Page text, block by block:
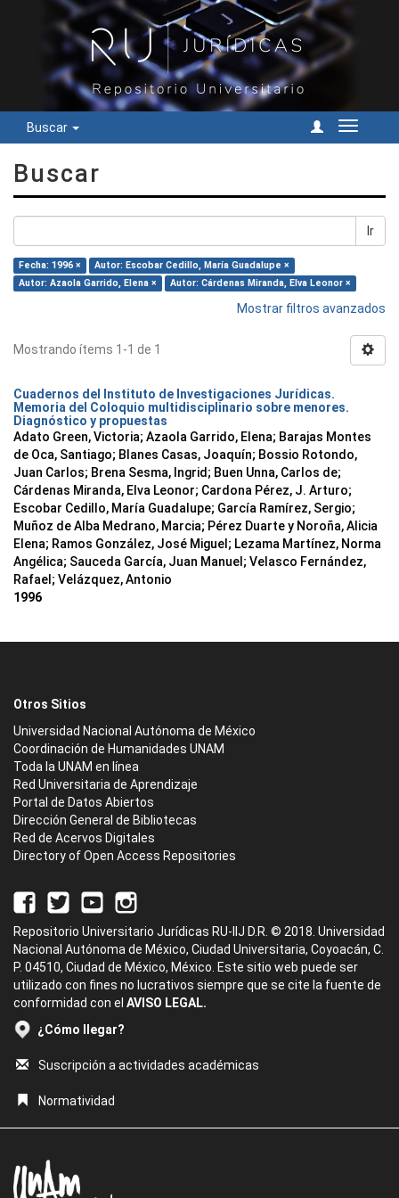
Buscar
Cambiar
Buscar
Ir
Fecha: 1996 ×
Autor: Escobar Cedillo, María Guadalupe ×
Autor: Azaola Garrido, Elena ×
Autor: Cárdenas Miranda, Elva Leonor ×
Mostrar filtros avanzados
Mostrando ítems 1-1 de 1
Cuadernos del Instituto de Investigaciones Jurídicas.
Memoria del Coloquio multidisciplinario sobre menores.
Diagnóstico y propuestas
Adato Green, Victoria; Azaola Garrido, Elena; Barajas Montes
de Oca, Santiago; Blanes Casas, Joaquín; Bossio Rotondo,
Juan Carlos; Brena Sesma, Ingrid; Buen Unna, Carlos de;
Cárdenas Miranda, Elva Leonor; Cardona Pérez, J. Arturo;
Escobar Cedillo, María Guadalupe; García Ramírez, Sergio;
Muñoz de Alba Medrano, Marcia; Pérez Duarte y Noroña, Alicia
Elena; Ramos González, José Miguel; Lezama Martínez, Norma
Angélica; Sauceda García, Juan Manuel; Velasco Fernández,
Rafael; Velázquez, Antonio
1996
Otros Sitios
Universidad Nacional Autónoma de México
Coordinación de Humanidades UNAM
Toda la UNAM en línea
Red Universitaria de Aprendizaje
Portal de Datos Abiertos
Dirección General de Bibliotecas
Red de Acervos Digitales
Directory of Open Access Repositories
Repositorio Universitario Jurídicas RU-IIJ D.R. © 2018. Universidad
Nacional Autónoma de México, Ciudad Universitaria, Coyoacán, C.
P. 04510, Ciudad de México, México. Este sitio web puede ser
utilizado con fines no lucrativos siempre que se cite la fuente de
conformidad con el AVISO LEGAL.
¿Cómo llegar?
Suscripción a actividades académicas
Normatividad